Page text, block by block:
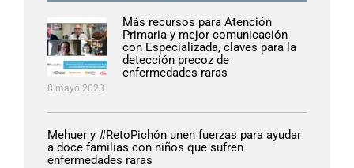
Más recursos para Atención
Primaria y mejor comunicación
con Especializada, claves para la
detección precoz de
enfermedades raras
8 mayo 2023
Mehuer y #RetoPichón unen fuerzas para ayudar
a doce familias con niños que sufren
enfermedades raras